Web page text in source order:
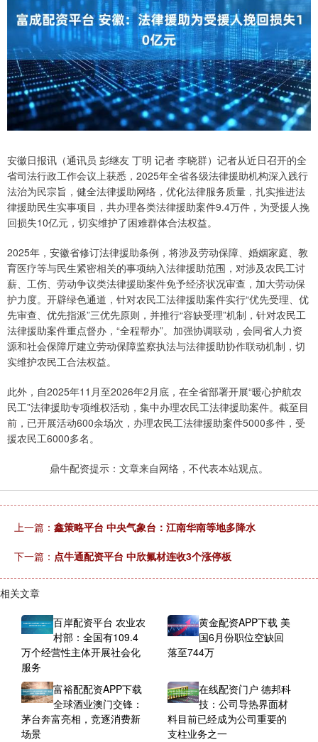
安徽日报讯（通讯员 彭继友 丁明 记者 李晓群）记者从近日召开的全
省司法行政工作会议上获悉，2025年全省各级法律援助机构深入践行
法治为民宗旨，健全法律援助网络，优化法律服务质量，扎实推进法
律援助民生实事项目，共办理各类法律援助案件9.4万件，为受援人挽
回损失10亿元，切实维护了困难群体合法权益。
2025年，安徽省修订法律援助条例，将涉及劳动保障、婚姻家庭、教
育医疗等与民生紧密相关的事项纳入法律援助范围，对涉及农民工讨
薪、工伤、劳动争议类法律援助案件免予经济状况审查，加大劳动保
护力度。开辟绿色通道，针对农民工法律援助案件实行“优先受理、优
先审查、优先指派”三优先原则，并推行“容缺受理”机制，针对农民工
法律援助案件重点督办，“全程帮办”。加强协调联动，会同省人力资
源和社会保障厅建立劳动保障监察执法与法律援助协作联动机制，切
实维护农民工合法权益。
此外，自2025年11月至2026年2月底，在全省部署开展“暖心护航农
民工”法律援助专项维权活动，集中办理农民工法律援助案件。截至目
前，已开展活动600余场次，办理农民工法律援助案件5000多件，受
援农民工6000多名。
鼎牛配资提示：文章来自网络，不代表本站观点。
上一篇： 鑫策略平台 中央气象台：江南华南等地多降水
下一篇： 点牛通配资平台 中欣氟材连收3个涨停板
相关文章
百岸配资平台 农业农
村部：全国有109.4
万个经营性主体开展社会化
服务
黄金配资APP下载 美
国6月份职位空缺回
落至744万
富裕配配资APP下载
全球酒业澳门交锋：
茅台奔富亮相，竞逐消费新
场景
在线配资门户 德邦科
技：公司导热界面材
料目前已经成为公司重要的
支柱业务之一